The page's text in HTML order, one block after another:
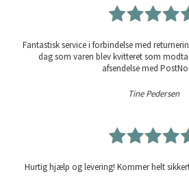
Fantastisk service i forbindelse med
dag som varen blev kvitteret som
afsendelse med
Tine Pedersen
Hurtig hjælp og levering! Kommer helt